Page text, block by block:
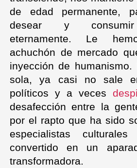
de edad permanente,
desear y consumir
eternamente. Le
achuchón de mercado
inyección de
sola, ya casi no sale
políticos y a veces
desafección entre la
por el rapto que ha sido
especialistas
convertido en un
transformadora.